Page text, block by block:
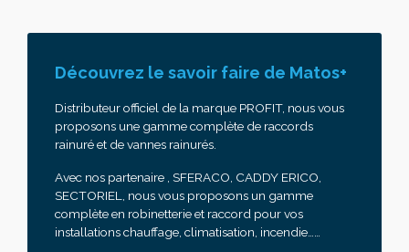
Découvrez le savoir faire de Matos+
Distributeur officiel de la marque PROFIT, nous vous
proposons une gamme complète de raccords
rainuré et de vannes rainurés.
Avec nos partenaire , SFERACO, CADDY ERICO,
SECTORIEL, nous vous proposons un gamme
complète en robinetterie et raccord pour vos
installations chauffage, climatisation, incendie……